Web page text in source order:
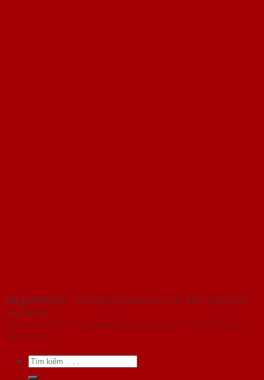
SaigonDoor® - Hệ thống Showroom nội thất hàng đầu
Việt Nam
Copyright ⓒ 2010 – 2026 www.noithatangiang.vn | Đơn vị chủ quản
SaigonDoor
Tìm
kiếm: